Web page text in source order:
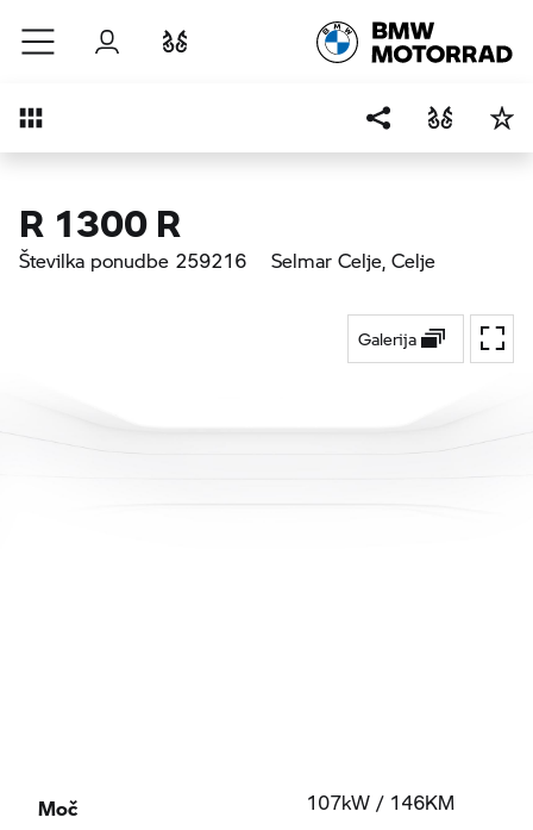
Preskoči na glavno vsebino
Prijava
Pregled
R 1300 R
Številka ponudbe 259216 Selmar Celje, Celje
Galerija
Moč 107kW / 146KM